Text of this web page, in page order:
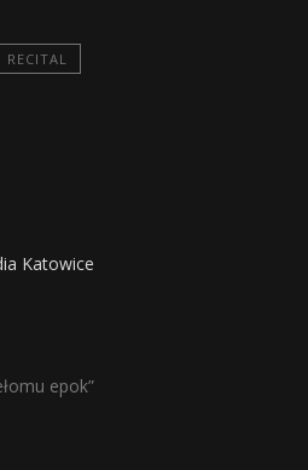
RECITAL
Katowice
epok”